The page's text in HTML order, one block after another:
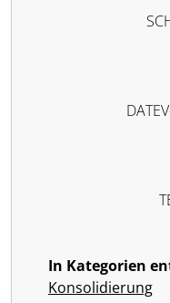
In Kategorien
Konsolidierung